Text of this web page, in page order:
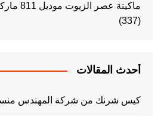
ماكينة عصر الزيوت موديل 811 ماركة المهندس منسي
(337)
أحدث المقالات
كيس شرنك من شركة المهندس